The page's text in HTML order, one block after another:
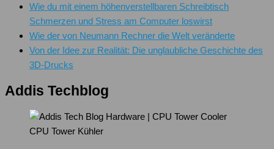
Wie du mit einem höhenverstellbaren Schreibtisch
Schmerzen und Stress am Computer loswirst
Wie der von Neumann Rechner die Welt veränderte
Von der Idee zur Realität: Die unglaubliche Geschichte des
3D-Drucks
Addis Techblog
CPU Tower Kühler